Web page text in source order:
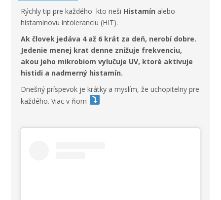
Rýchly tip pre každého kto rieši Histamín alebo
histaminovu intoleranciu (HIT).
Ak človek jedáva 4 až 6 krát za deň, nerobí dobre.
Jedenie menej krat denne znižuje frekvenciu,
akou jeho mikrobiom vylučuje UV, ktoré aktivuje
histidi a nadmerný histamín.
Dnešný príspevok je krátky a myslím, že uchopitelny pre
každého. Viac v ňom